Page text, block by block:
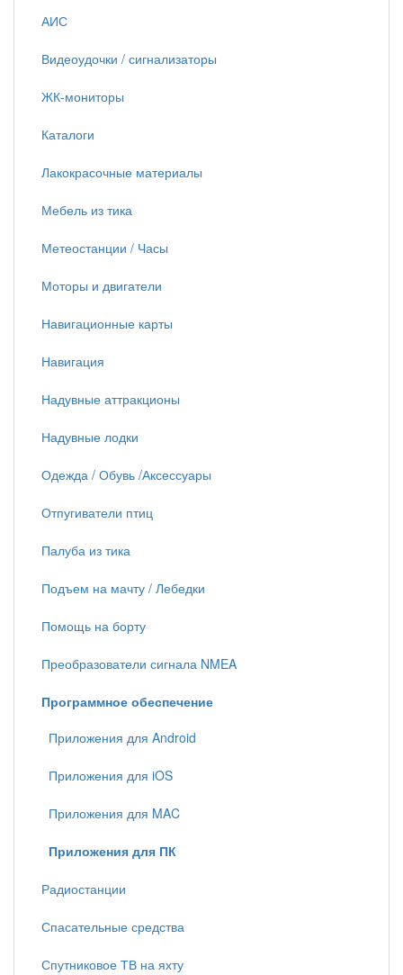
АИС
Видеоудочки / сигнализаторы
ЖК-мониторы
Каталоги
Лакокрасочные материалы
Мебель из тика
Метеостанции / Часы
Моторы и двигатели
Навигационные карты
Навигация
Надувные аттракционы
Надувные лодки
Одежда / Обувь /Аксессуары
Отпугиватели птиц
Палуба из тика
Подъем на мачту / Лебедки
Помощь на борту
Преобразователи сигнала NMEA
Программное обеспечение
Приложения для Android
Приложения для iOS
Приложения для MAC
Приложения для ПК
Радиостанции
Спасательные средства
Спутниковое ТВ на яхту